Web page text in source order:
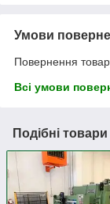
Умови
Повернення
Всі умови
Подібні товари